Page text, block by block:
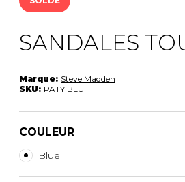
SANDALES
Marque: Steve Madden
SKU: PATY BLU
COULEUR
Blue